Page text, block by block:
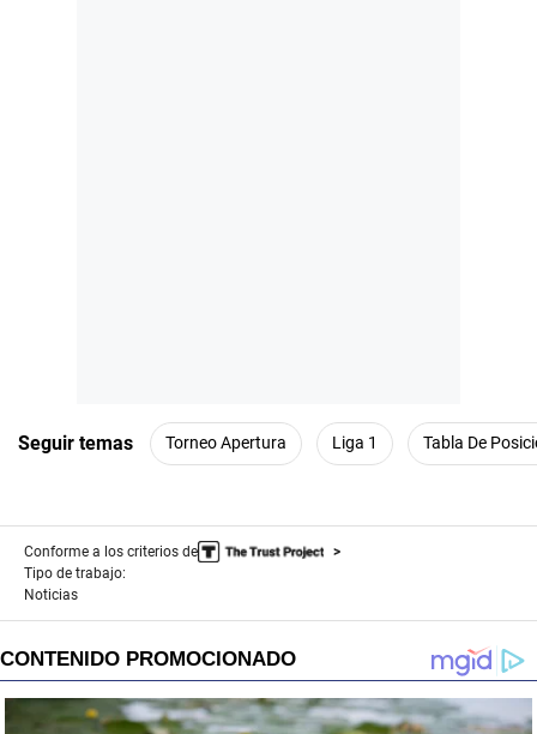
Seguir temas Torneo Apertura Liga 1 Tabla De
Conforme a los criterios de
Tipo de trabajo:
Noticias